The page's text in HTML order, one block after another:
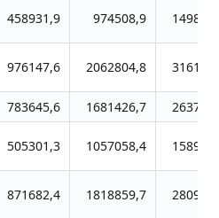
458931,9 974508,9
976147,6 2062804,8
783645,6 1681426,7
505301,3 1057058,4
871682,4 1818859,7